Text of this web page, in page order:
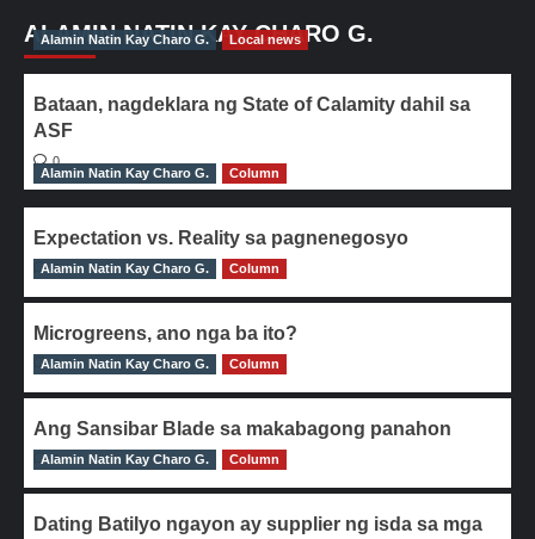
ALAMIN NATIN KAY CHARO G.
Alamin Natin Kay Charo G. Local news
Bataan, nagdeklara ng State of Calamity dahil sa
ASF
0
Alamin Natin Kay Charo G.
Column
Expectation vs. Reality sa pagnenegosyo
0
Alamin Natin Kay Charo G. Column
Microgreens, ano nga ba ito?
0
Alamin Natin Kay Charo G. Column
Ang Sansibar Blade sa makabagong panahon
0
Alamin Natin Kay Charo G. Column
Dating Batilyo ngayon ay supplier ng isda sa mga